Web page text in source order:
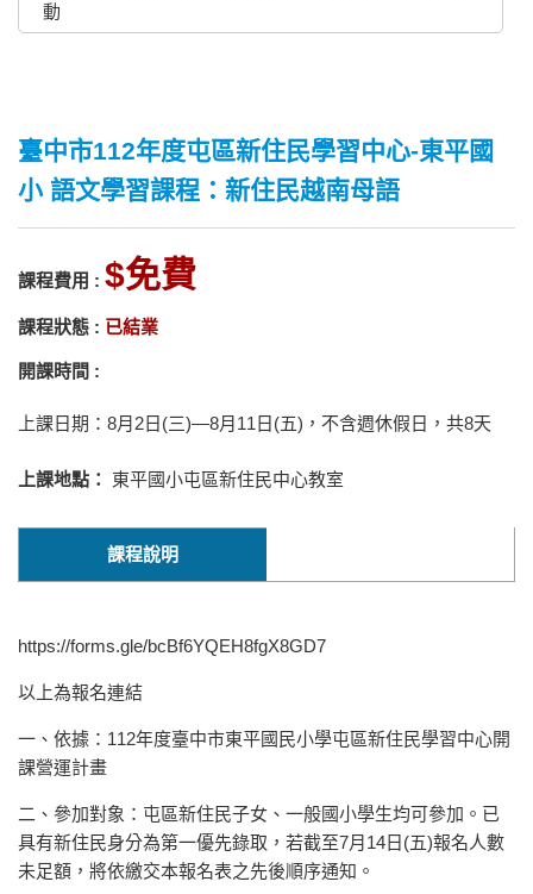
動
臺中市112年度屯區新住民學習中心-東平國
小 語文學習課程：新住民越南母語
課程費用 : 免費
課程狀態 : 已結業
開課時間 :
上課日期：8月2日(三)—8月11日(五)，不含週休假日，共8天
上課地點： 東平國小屯區新住民中心教室
課程說明
https://forms.gle/bcBf6YQEH8fgX8GD7
以上為報名連結
一、依據：112年度臺中市東平國民小學屯區新住民學習中心開
課營運計畫
二、參加對象：屯區新住民子女、一般國小學生均可參加。已
具有新住民身分為第一優先錄取，若截至7月14日(五)報名人數
未足額，將依繳交本報名表之先後順序通知。